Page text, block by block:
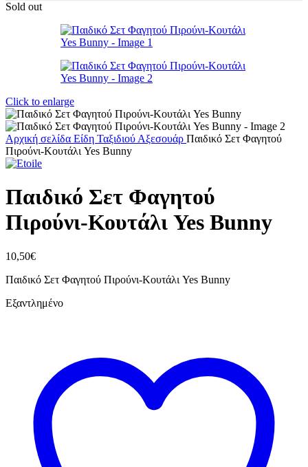
Sold out
Click to enlarge
Αρχική σελίδα Είδη Ταξιδιού Αξεσουάρ Παιδικό Σετ Φαγητού
Πιρούνι-Κουτάλι Yes Bunny
Παιδικό Σετ Φαγητού
Πιρούνι-Κουτάλι Yes Bunny
10,50€
Παιδικό Σετ Φαγητού Πιρούνι-Κουτάλι Yes Bunny
Εξαντλημένο